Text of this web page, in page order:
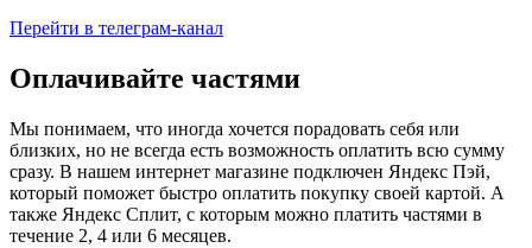
Перейти в телеграм-канал
Оплачивайте частями
Мы понимаем, что иногда хочется порадовать себя или
близких, но не всегда есть возможность оплатить всю сумму
сразу. В нашем интернет магазине подключен Яндекс Пэй,
который поможет быстро оплатить покупку своей картой. А
также Яндекс Сплит, с которым можно платить частями в
течение 2, 4 или 6 месяцев.